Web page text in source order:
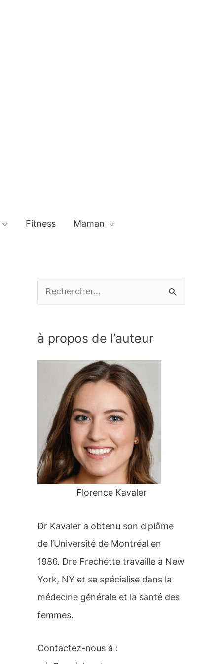
Fitness Maman
h
:
à propos de l’auteur
Florence Kavaler
Dr Kavaler a obtenu son diplôme
de l’Université de Montréal en
1986. Dre Frechette travaille à New
York, NY et se spécialise dans la
médecine générale et la santé des
femmes.
Contactez-nous à :